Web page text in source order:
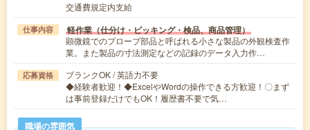
交通費規定内支給
仕事内容 軽作業（仕分け・ピッキング・検品、商品管理）
顕微鏡でのプローブ部品と呼ばれる小さな製品の外観検査作
業。また製品の寸法測定などの記録のデータ入力作…
応募資格
ブランクOK / 英語力不要
◆経験者歓迎！◆ExcelやWordの操作できる方歓迎！〇まず
は事前登録だけでもOK！履歴書不要で気…
職場の雰囲気